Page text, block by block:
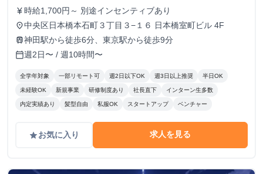
currency_yen 時給1,700円～ 別途インセンティブあり
place中央区日本橋本石町３丁目３−１６ 日本橋室町ビル 4F
train神田駅から徒歩6分、東京駅から徒歩9分
calendar_today週2日〜 / 週10時間〜
全学年対象 一部リモート可 週2日以下OK 週3日以上推奨 半日OK
未経験OK 新規事業 研修制度あり 社長直下 インターン生多数
内定実績あり 髪型自由 私服OK スタートアップ ベンチャー
gradeお気に入り 求人を見る